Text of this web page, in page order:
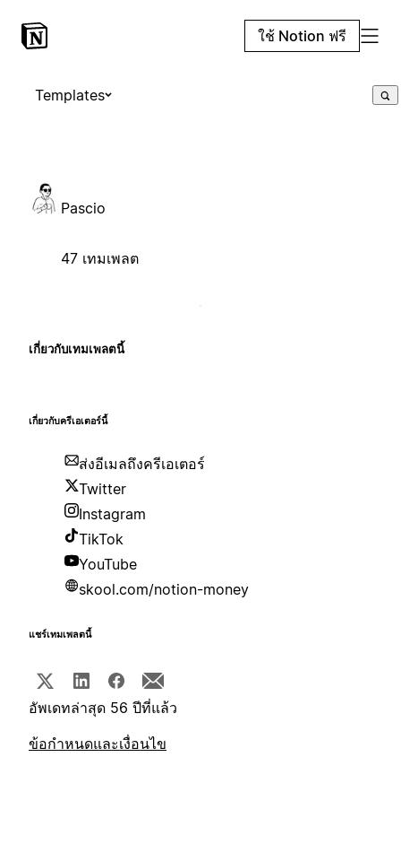
ใช้ Notion ฟรี
Templates
Pascio
47 เทมเพลต
เกี่ยวกับเทมเพลตนี้
เกี่ยวกับครีเอเตอร์นี้
ส่งอีเมลถึงครีเอเตอร์
Twitter
Instagram
TikTok
YouTube
skool.com/notion-money
แชร์เทมเพลตนี้
อัพเดทล่าสุด 56 ปีที่แล้ว
ข้อกำหนดและเงื่อนไข